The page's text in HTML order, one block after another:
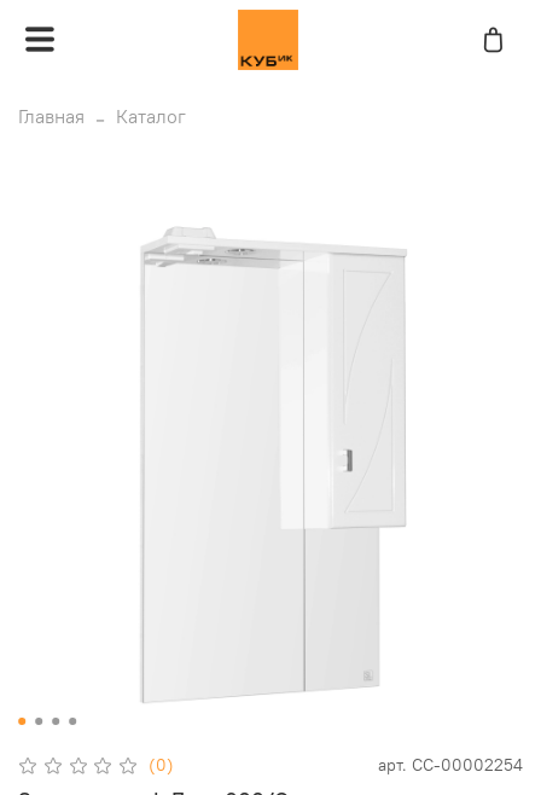
Главная Каталог
(0) арт. СС-00002254